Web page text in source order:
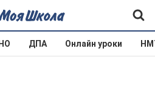
ДПА Онлайн уроки